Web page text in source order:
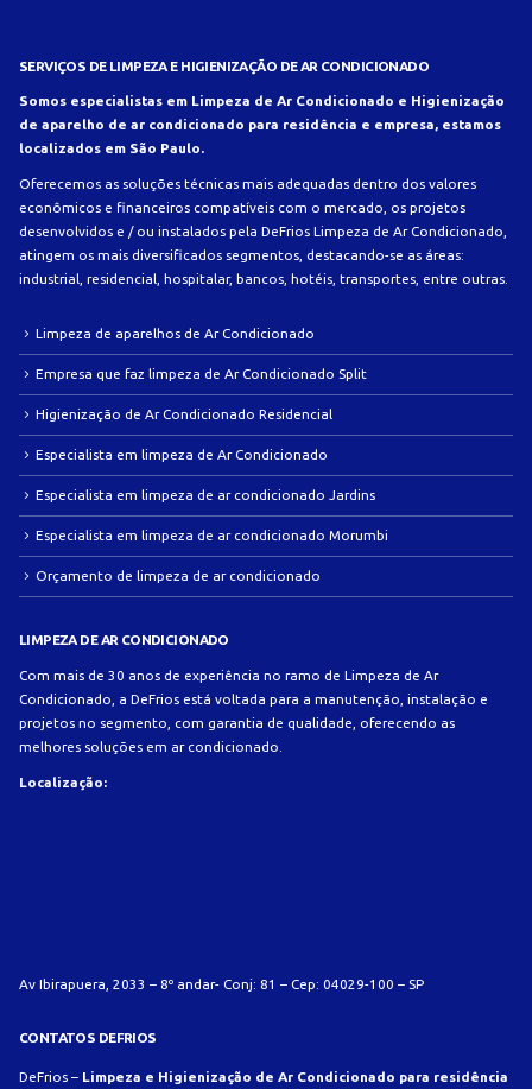
SERVIÇOS DE LIMPEZA E HIGIENIZAÇÃO DE AR CONDICIONADO
Somos especialistas em Limpeza de Ar Condicionado e Higienização
de aparelho de ar condicionado para residência e empresa, estamos
localizados em São Paulo.
Oferecemos as soluções técnicas mais adequadas dentro dos valores
econômicos e financeiros compatíveis com o mercado, os projetos
desenvolvidos e / ou instalados pela DeFrios Limpeza de Ar Condicionado,
atingem os mais diversificados segmentos, destacando-se as áreas:
industrial, residencial, hospitalar, bancos, hotéis, transportes, entre outras.
Limpeza de aparelhos de Ar Condicionado
Empresa que faz limpeza de Ar Condicionado Split
Higienização de Ar Condicionado Residencial
Especialista em limpeza de Ar Condicionado
Especialista em limpeza de ar condicionado Jardins
Especialista em limpeza de ar condicionado Morumbi
Orçamento de limpeza de ar condicionado
LIMPEZA DE AR CONDICIONADO
Com mais de 30 anos de experiência no ramo de Limpeza de Ar
Condicionado, a DeFrios está voltada para a manutenção, instalação e
projetos no segmento, com garantia de qualidade, oferecendo as
melhores soluções em ar condicionado.
Localização:
Av Ibirapuera, 2033 – 8º andar- Conj: 81 – Cep: 04029-100 – SP
CONTATOS DEFRIOS
DeFrios – Limpeza e Higienização de Ar Condicionado para residência